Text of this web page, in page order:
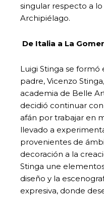
singular respecto a
Archipiélago.
De Italia a La
Luigi Stinga se formó
padre, Vicenzo
academia de Belle
decidió continuar
afán por trabajar en
llevado a
provenientes de
decoración a la
Stinga une
diseño y la
expresiva, donde